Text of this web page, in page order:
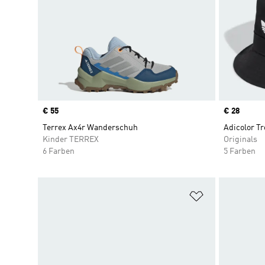
Price
€ 55
Terrex Ax4r Wanderschuh
Kinder TERREX
6 Farben
Price
€ 28
Adicolor
Originals
5 Farben